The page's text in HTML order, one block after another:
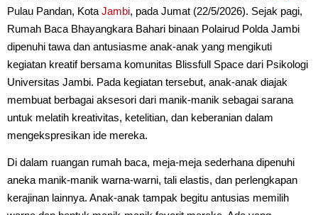
Pulau Pandan, Kota Jambi, pada Jumat (22/5/2026). Sejak pagi,
Rumah Baca Bhayangkara Bahari binaan Polairud Polda Jambi
dipenuhi tawa dan antusiasme anak-anak yang mengikuti
kegiatan kreatif bersama komunitas Blissfull Space dari Psikologi
Universitas Jambi. Pada kegiatan tersebut, anak-anak diajak
membuat berbagai aksesori dari manik-manik sebagai sarana
untuk melatih kreativitas, ketelitian, dan keberanian dalam
mengekspresikan ide mereka.
Di dalam ruangan rumah baca, meja-meja sederhana dipenuhi
aneka manik-manik warna-warni, tali elastis, dan perlengkapan
kerajinan lainnya. Anak-anak tampak begitu antusias memilih